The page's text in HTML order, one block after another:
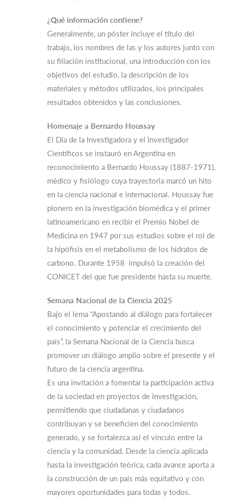
¿Qué información contiene?
Generalmente, un póster incluye el título del
trabajo, los nombres de las y los autores junto con
su filiación institucional, una introducción con los
objetivos del estudio, la descripción de los
materiales y métodos utilizados, los principales
resultados obtenidos y las conclusiones.
Homenaje a Bernardo Houssay
El Día de la Investigadora y el Investigador
Científicos se instauró en Argentina en
reconocimiento a Bernardo Houssay (1887-1971),
médico y fisiólogo cuya trayectoria marcó un hito
en la ciencia nacional e internacional. Houssay fue
pionero en la investigación biomédica y el primer
latinoamericano en recibir el Premio Nobel de
Medicina en 1947 por sus estudios sobre el rol de
la hipófisis en el metabolismo de los hidratos de
carbono. Durante 1958 impulsó la creación del
CONICET del que fue presidente hasta su muerte.
Semana Nacional de la Ciencia 2025
Bajo el lema “Apostando al diálogo para fortalecer
el conocimiento y potenciar el crecimiento del
país”, la Semana Nacional de la Ciencia busca
promover un diálogo amplio sobre el presente y el
futuro de la ciencia argentina.
Es una invitación a fomentar la participación activa
de la sociedad en proyectos de investigación,
permitiendo que ciudadanas y ciudadanos
contribuyan y se beneficien del conocimiento
generado, y se fortalezca así el vínculo entre la
ciencia y la comunidad. Desde la ciencia aplicada
hasta la investigación teórica, cada avance aporta a
la construcción de un país más equitativo y con
mayores oportunidades para todas y todos.